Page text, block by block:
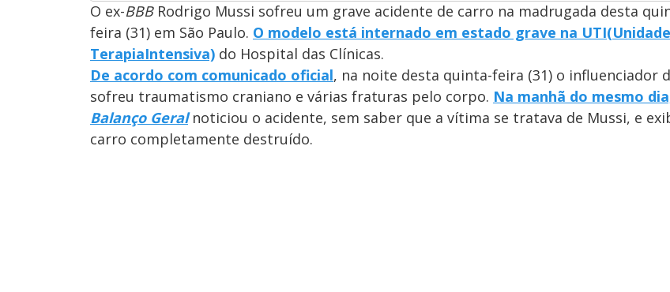
O ex-BBB Rodrigo Mussi sofreu um grave acidente de carro na madrugada desta
feira (31) em São Paulo. O modelo está internado em estado grave na UTI
TerapiaIntensiva) do Hospital das Clínicas.
De acordo com comunicado oficial, na noite desta quinta-feira (31) o influenciador
sofreu traumatismo craniano e várias fraturas pelo corpo. Na manhã do mesmo
Balanço Geralnoticiou o acidente, sem saber que a vítima se tratava de Mussi, e
carro completamente destruído.